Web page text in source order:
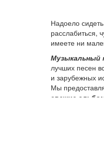
Надоело
расслабиться,
имеете ни
Музыкальный
лучших песен
и зарубежных
Мы
свежие
Регулярные